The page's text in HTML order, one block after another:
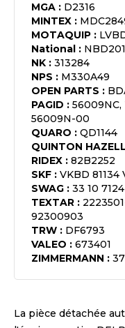
MGA : D2316
MINTEX :
MOTAQUIP :
National :
NK : 313284
NPS : M330A49
OPEN PARTS :
PAGID :
56009N-00
QUARO : QD1144
QUINTON HAZELL
RIDEX : 82B2252
SKF : VKBD 81134
SWAG : 33 10 7124
TEXTAR :
92300903
TRW : DF6793
VALEO : 673401
ZIMMERMANN :
La pièce détachée